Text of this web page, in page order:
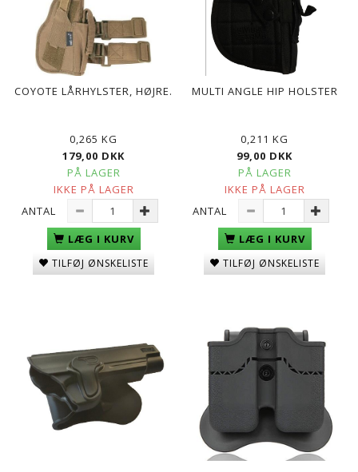
COYOTE LÅRHYLSTER, HØJRE.
0,265 KG
179,00 DKK
PÅ LAGER
IKKE PÅ LAGER
ANTAL
LÆG I KURV
TILFØJ ØNSKELISTE
MULTI ANGLE HIP HOLSTER
0,211 KG
99,00 DKK
PÅ LAGER
IKKE PÅ LAGER
ANTAL
LÆG I KURV
TILFØJ ØNSKELISTE